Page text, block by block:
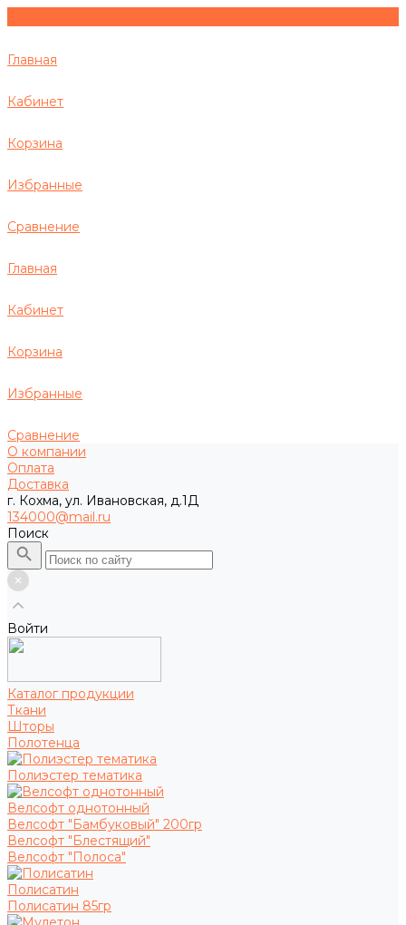
Главная
Кабинет
Корзина
Избранные
Сравнение
Главная
Кабинет
Корзина
Избранные
Сравнение
О компании
Оплата
Доставка
г. Кохма, ул. Ивановская, д.1Д
134000@mail.ru
Поиск
Войти
Каталог продукции
Ткани
Шторы
Полотенца
Полиэстер тематика
Велсофт однотонный
Велсофт "Бамбуковый" 200гр
Велсофт "Блестящий"
Велсофт "Полоса"
Полисатин
Полисатин 85гр